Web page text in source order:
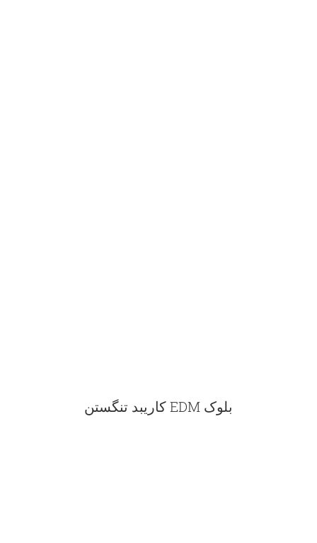
بلوک EDM کاریبد تنگستن